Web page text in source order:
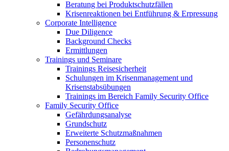
Beratung bei Produktschutzfällen
Krisenreaktionen bei Entführung & Erpressung
Corporate Intelligence
Due Diligence
Background Checks
Ermittlungen
Trainings und Seminare
Trainings Reisesicherheit
Schulungen im Krisenmanagement und
Krisenstabsübungen
Trainings im Bereich Family Security Office
Family Security Office
Gefährdungsanalyse
Grundschutz
Erweiterte Schutzmaßnahmen
Personenschutz